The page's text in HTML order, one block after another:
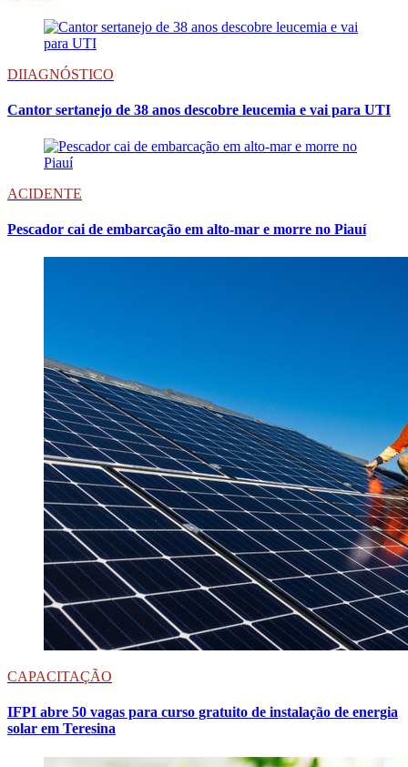
DIIAGNÓSTICO
Cantor sertanejo de 38 anos descobre leucemia e vai para UTI
ACIDENTE
Pescador cai de embarcação em alto-mar e morre no Piauí
CAPACITAÇÃO
IFPI abre 50 vagas para curso gratuito de instalação de energia
solar em Teresina